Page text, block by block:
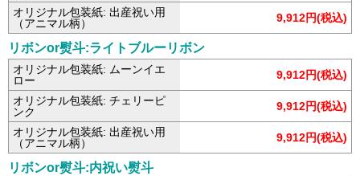
オリジナル包装紙: 出産祝い用
（アニマル柄）
9,912円(税込)
リボンor熨斗:ライトブルーリボン
オリジナル包装紙: ムーンイエ
ロー
9,912円(税込)
オリジナル包装紙: チェリーピ
ンク
9,912円(税込)
オリジナル包装紙: 出産祝い用
（アニマル柄）
9,912円(税込)
リボンor熨斗:内祝い熨斗